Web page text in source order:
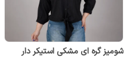
شومیز گره ای مشکی استیکر دار